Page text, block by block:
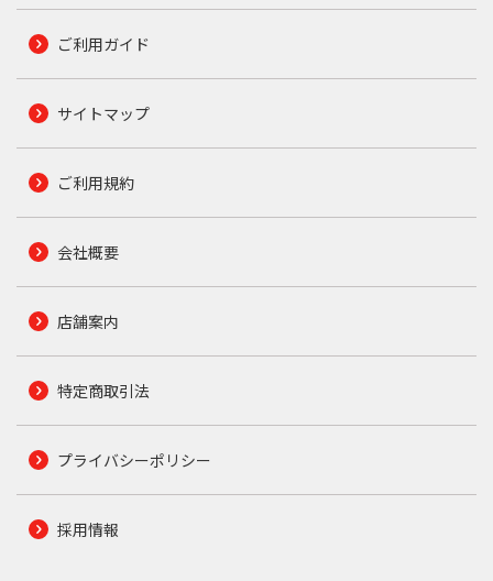
ご利用ガイド
サイトマップ
ご利用規約
会社概要
店舗案内
特定商取引法
プライバシーポリシー
採用情報